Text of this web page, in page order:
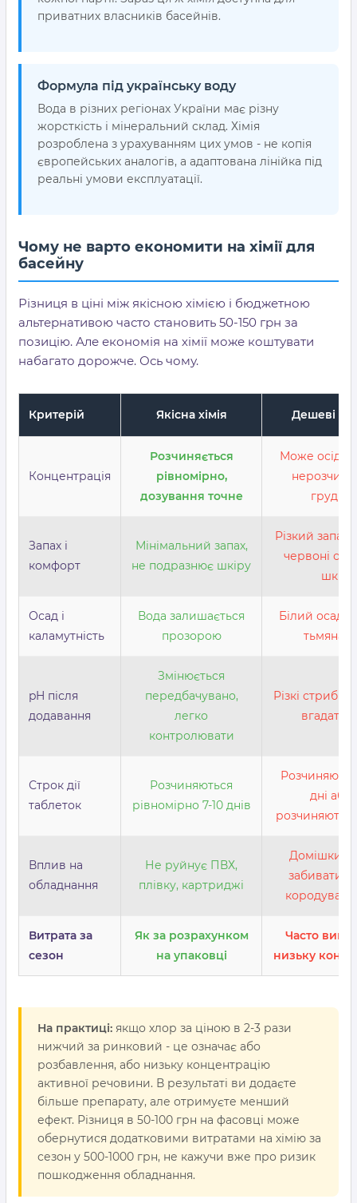
приватних власників басейнів.
Формула під українську воду
Вода в різних регіонах України має різну
жорсткість і мінеральний склад. Хімія
розроблена з урахуванням цих умов - не копія
європейських аналогів, а адаптована лінійка під
реальні умови експлуатації.
Чому не варто економити на хімії для
басейну
Різниця в ціні між якісною хімією і бюджетною
альтернативою часто становить 50-150 грн за
позицію. Але економія на хімії може коштувати
набагато дорожче. Ось чому.
Критерій Якісна хімія Дешеві
Концентрація
Розчиняється
рівномірно,
дозування точне
Може
Запах і
комфорт
Мінімальний запах,
не подразнює шкіру
Різкий запах
червоні очі,
шкіри
Осад і
каламутність
Вода залишається
прозорою
Білий осад
тьмяна
pH після
додавання
Змінюється
передбачувано,
легко
контролювати
Різкі
вгадати
Строк дії
таблеток
Розчиняються
рівномірно 7-10 днів
дні або
Вплив на
обладнання
Не руйнує ПВХ,
плівку, картриджі
Домішки
забивати
Витрата за
сезон
Як за розрахунком
на упаковці
Часто вища
низьку
На практиці: якщо хлор за ціною в 2-3 рази
нижчий за ринковий - це означає або
розбавлення, або низьку концентрацію
активної речовини. В результаті ви додаєте
більше препарату, але отримуєте менший
ефект. Різниця в 50-100 грн на фасовці може
обернутися додатковими витратами на хімію за
сезон у 500-1000 грн, не кажучи вже про ризик
пошкодження обладнання.